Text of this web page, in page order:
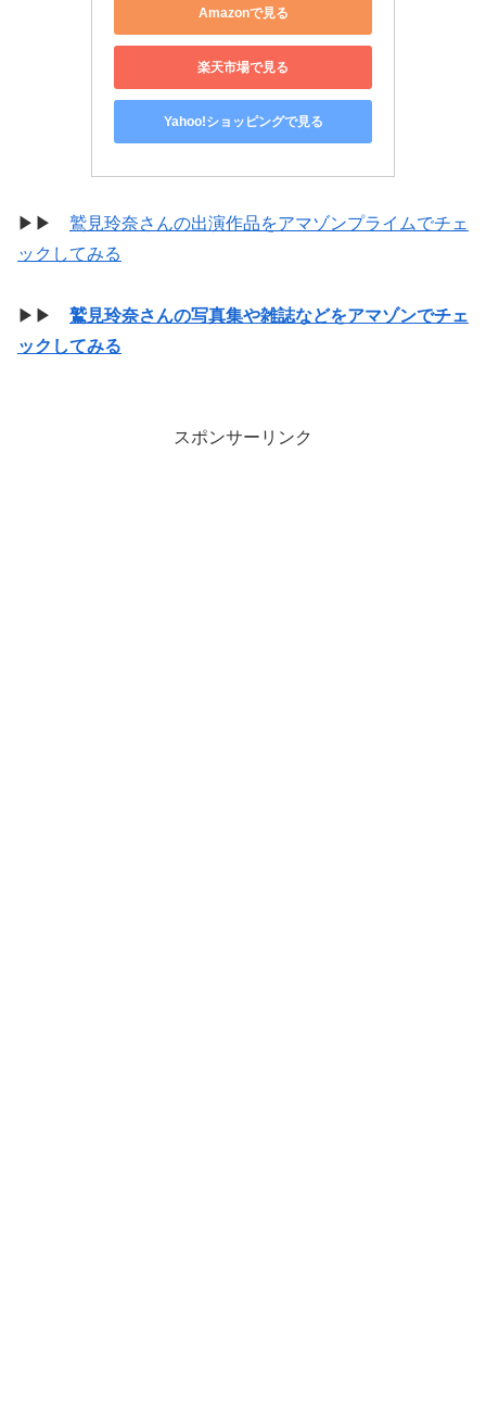
Amazonで見る
楽天市場で見る
Yahoo!ショッピングで見る
▶▶ 鷲見玲奈さんの出演作品をアマゾンプライムでチェ
ックしてみる
▶▶ 鷲見玲奈さんの写真集や雑誌などをアマゾンでチェ
ックしてみる
スポンサーリンク